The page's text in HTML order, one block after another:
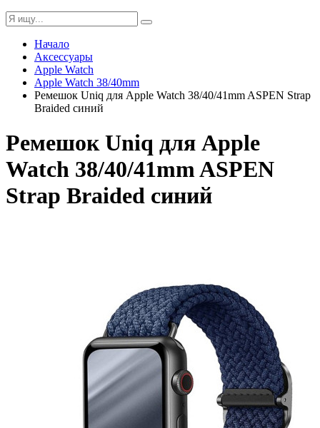
Начало
Аксессуары
Apple Watch
Apple Watch 38/40mm
Ремешок Uniq для Apple Watch 38/40/41mm ASPEN Strap
Braided синий
Ремешок Uniq для Apple
Watch 38/40/41mm ASPEN
Strap Braided синий